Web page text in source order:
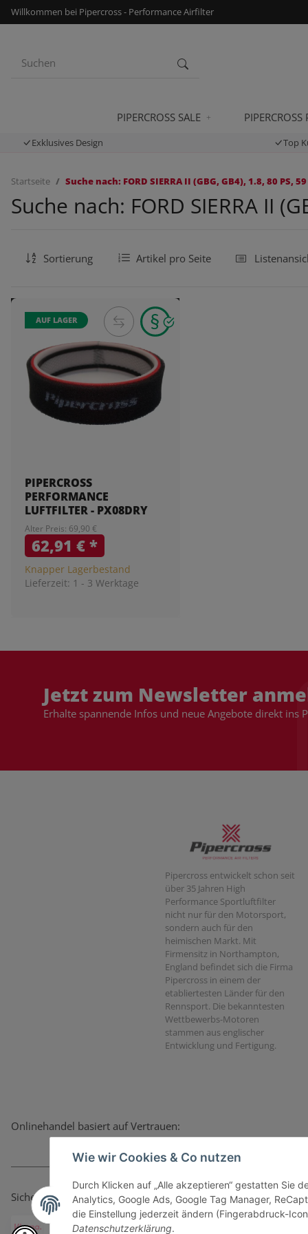
Wie wir Cookies & Co nutzen
Durch Klicken auf „Alle akzeptieren“ gestatten Sie
Analytics, Google Ads, Google Tag Manager,
die Einstellung jederzeit ändern (Fingerabdruck-
Datenschutzerklärung.
Willkommen bei Pipercross - Performance Airfilter
PIPERCROSS SALE PIPERCROSS
Exklusives Design Top
Startseite Suche nach: FORD SIERRA II (GBG, GB4), 1.8, 80 PS,
Suche nach: FORD SIERRA II
Sortierung Artikel pro Seite
AUF LAGER
PIPERCROSS
PERFORMANCE
LUFTFILTER - PX08DRY
Alter Preis: 69,90 €
62,91 €*
Knapper Lagerbestand
Lieferzeit: 1 - 3 Werktage
Jetzt zum Newsletter
Erhalte spannende Infos und neue Angebote direkt ins
Pipercross entwickelt schon seit
über 35 Jahren High
Performance Sportluftfilter
nicht nur für den Motorsport,
sondern auch für den
heimischen Markt. Mit
Firmensitz in Northampton,
England befindet sich die Firma
Pipercross in einem der
etabliertesten Länder für den
Rennsport. Die bekanntesten
Wettbewerbs-Motoren
stammen aus englischer
Entwicklung und Fertigung.
Onlinehandel basiert auf Vertrauen:
Sicher bezahlen via: